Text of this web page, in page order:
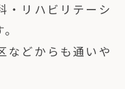
・リハビリテーシ
などからも通いや